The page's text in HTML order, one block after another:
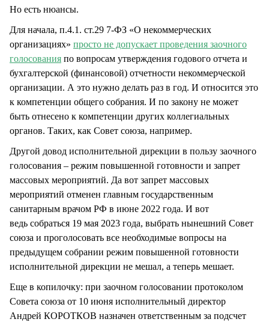
Но есть нюансы.
Для начала, п.4.1. ст.29 7-ФЗ «О некоммерческих
организациях» просто не допускает проведения заочного
голосования по вопросам утверждения годового отчета и
бухгалтерской (финансовой) отчетности некоммерческой
организации. А это нужно делать раз в год. И относится это
к компетенции общего собрания. И по закону не может
быть отнесено к компетенции других коллегиальных
органов. Таких, как Совет союза, например.
Другой довод исполнительной дирекции в пользу заочного
голосования – режим повышенной готовности и запрет
массовых мероприятий. Да вот запрет массовых
мероприятий отменен главным государственным
санитарным врачом РФ в июне 2022 года. И вот
ведь собраться 19 мая 2023 года, выбрать нынешний Совет
союза и проголосовать все необходимые вопросы на
предыдущем собрании режим повышенной готовности
исполнительной дирекции не мешал, а теперь мешает.
Еще в копилочку: при заочном голосовании протоколом
Совета союза от 10 июня исполнительный директор
Андрей КОРОТКОВ назначен ответственным за подсчет